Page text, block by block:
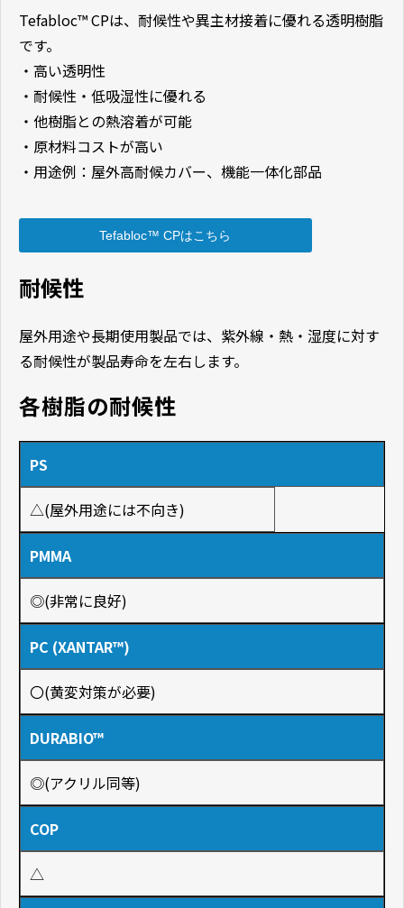
Tefabloc™ CPは、耐候性や異主材接着に優れる透明樹脂
です。
・高い透明性
・耐候性・低吸湿性に優れる
・他樹脂との熱溶着が可能
・原材料コストが高い
・用途例：屋外高耐候カバー、機能一体化部品
Tefabloc™ CPはこちら
耐候性
屋外用途や長期使用製品では、紫外線・熱・湿度に対す
る耐候性が製品寿命を左右します。
各樹脂の耐候性
PS
△(屋外用途には不向き)
PMMA
◎(非常に良好)
PC (XANTAR™)
〇(黄変対策が必要)
DURABIO™
◎(アクリル同等)
COP
△